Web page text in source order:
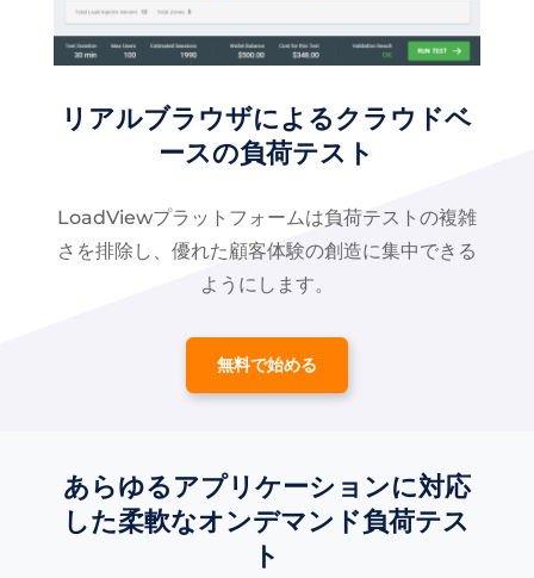
リアルブラウザによるクラウドベ
ースの負荷テスト
LoadViewプラットフォームは負荷テストの複雑
さを排除し、優れた顧客体験の創造に集中できる
ようにします。
無料で始める
あらゆるアプリケーションに対応
した柔軟なオンデマンド負荷テス
ト